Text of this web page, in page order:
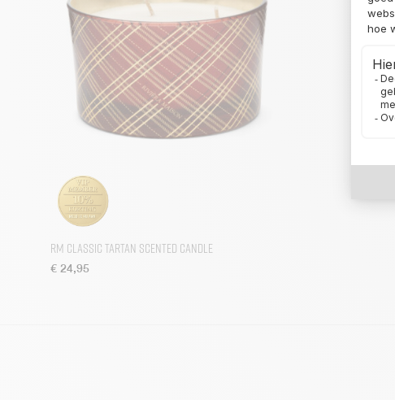
RM Classic Tartan Scented Candle
€ 24,95